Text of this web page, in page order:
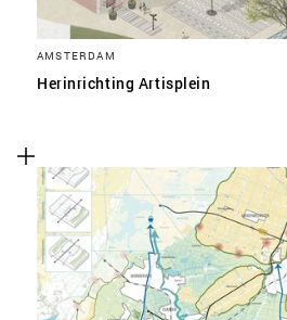
AMSTERDAM
Herinrichting Artisplein